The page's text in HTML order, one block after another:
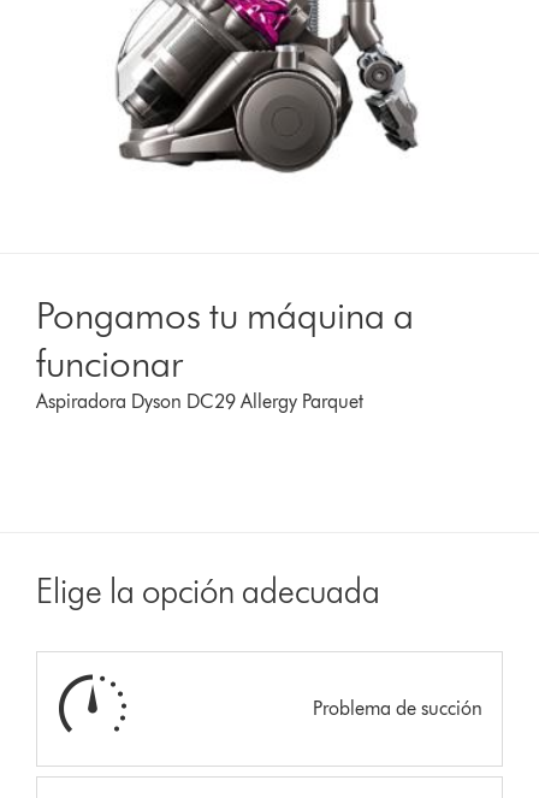
Pongamos tu máquina a
funcionar
Aspiradora Dyson DC29 Allergy Parquet
Elige la opción adecuada
Problema de succión